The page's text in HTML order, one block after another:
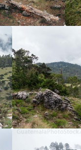
5/5 5/5
5/5